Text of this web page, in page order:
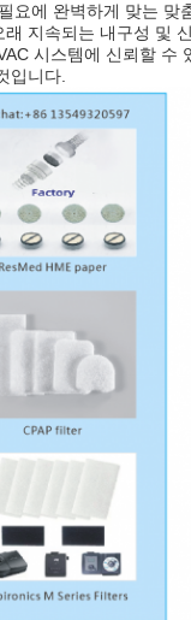
요에 완벽하게 맞는
지속되는 내구성 및
시스템에 신뢰할
입니다.